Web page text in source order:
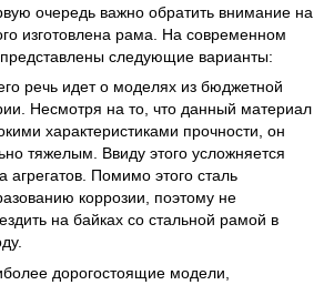
очередь важно обратить внимание на
изготовлена рама. На современном
следующие варианты:
речь идет о моделях из бюджетной
Несмотря на то, что данный материал
характеристиками прочности, он
тяжелым. Ввиду этого усложняется
агрегатов. Помимо этого сталь
коррозии, поэтому не
на байках со стальной рамой в
дорогостоящие модели,